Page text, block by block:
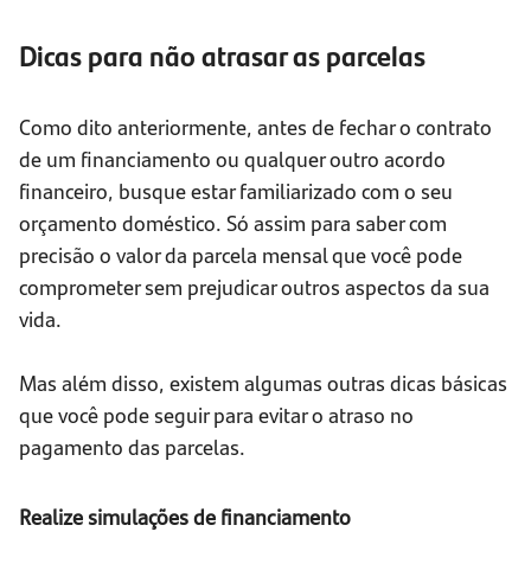
Dicas para não atrasar as parcelas
Como dito anteriormente, antes de fechar o contrato
de um financiamento ou qualquer outro acordo
financeiro, busque estar familiarizado com o seu
orçamento doméstico. Só assim para saber com
precisão o valor da parcela mensal que você pode
comprometer sem prejudicar outros aspectos da sua
vida.
Mas além disso, existem algumas outras dicas básicas
que você pode seguir para evitar o atraso no
pagamento das parcelas.
Realize simulações de financiamento